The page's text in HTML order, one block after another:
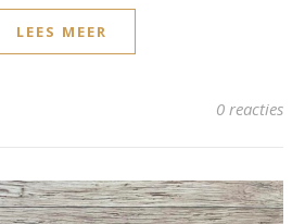
LEES MEER
0 reacties